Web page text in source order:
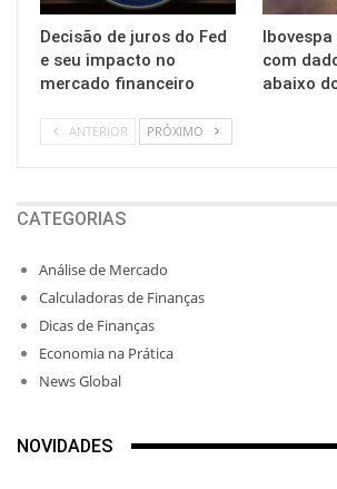
Decisão de juros do Fed
e seu impacto no
mercado financeiro
Ibovespa
com
abaixo
ANTERIOR PRÓXIMO
CATEGORIAS
Análise de Mercado
Calculadoras de Finanças
Dicas de Finanças
Economia na Prática
News Global
NOVIDADES